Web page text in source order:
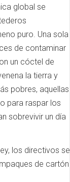
global se
puro. Una sola
de contaminar
un cóctel de
la tierra y
pobres, aquellas
para raspar los
sobrevivir un día
los directivos se
de cartón